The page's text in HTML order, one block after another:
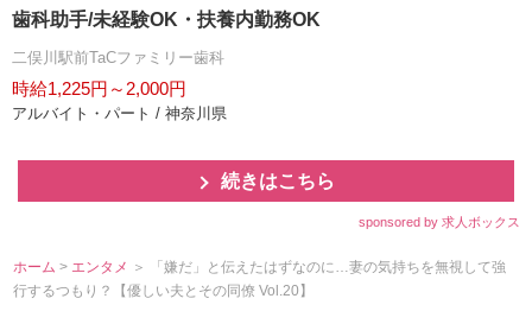
歯科助手/未経験OK・扶養内勤務OK
二俣川駅前TaCファミリー歯科
時給1,225円～2,000円
アルバイト・パート / 神奈川県
続きはこちら
sponsored by 求人ボックス
ホーム > エンタメ ＞ 「嫌だ」と伝えたはずなのに…妻の気持ちを無視して強
行するつもり？【優しい夫とその同僚 Vol.20】